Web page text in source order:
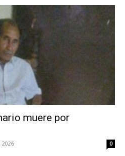
muere por
2026 0